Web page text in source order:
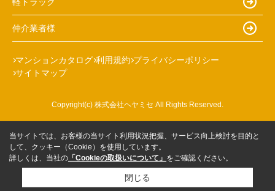
仲介業者様
マンションカタログ 利用規約 プライバシーポリシー
サイトマップ
Copyright(c) 株式会社ヘヤミセ All Rights Reserved.
当サイトでは、お客様の当サイト利用状況把握、サービス向上検討を目的と
して、クッキー（Cookie）を使用しています。
詳しくは、当社の 「Cookieの取扱いについて」 をご確認ください。
閉じる